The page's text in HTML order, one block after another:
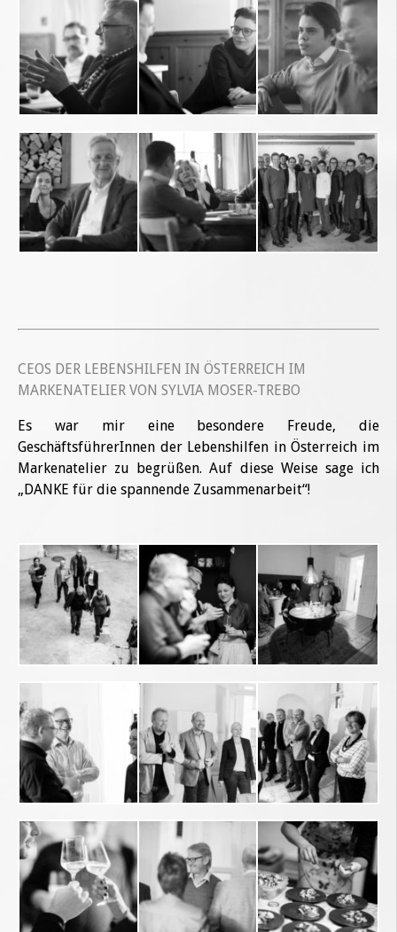
CEOS DER LEBENSHILFEN IN ÖSTERREICH IM
MARKENATELIER VON SYLVIA MOSER-TREBO
Es war mir eine besondere Freude, die
GeschäftsführerInnen der Lebenshilfen in Österreich im
Markenatelier zu begrüßen. Auf diese Weise sage ich
„DANKE für die spannende Zusammenarbeit“!